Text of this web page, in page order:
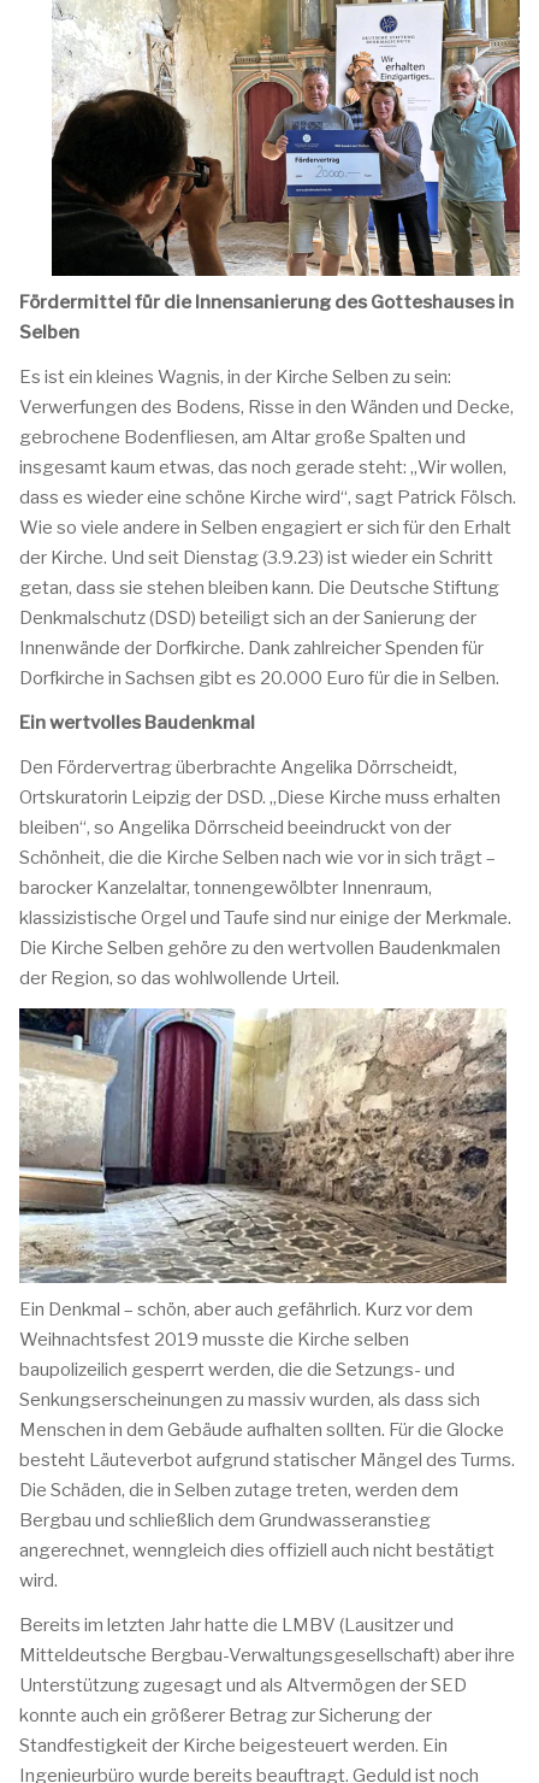
Fördermittel für die Innensanierung des Gotteshauses in
Selben
Es ist ein kleines Wagnis, in der Kirche Selben zu sein:
Verwerfungen des Bodens, Risse in den Wänden und Decke,
gebrochene Bodenfliesen, am Altar große Spalten und
insgesamt kaum etwas, das noch gerade steht: „Wir wollen,
dass es wieder eine schöne Kirche wird“, sagt Patrick Fölsch.
Wie so viele andere in Selben engagiert er sich für den Erhalt
der Kirche. Und seit Dienstag (3.9.23) ist wieder ein Schritt
getan, dass sie stehen bleiben kann. Die Deutsche Stiftung
Denkmalschutz (DSD) beteiligt sich an der Sanierung der
Innenwände der Dorfkirche. Dank zahlreicher Spenden für
Dorfkirche in Sachsen gibt es 20.000 Euro für die in Selben.
Ein wertvolles Baudenkmal
Den Fördervertrag überbrachte Angelika Dörrscheidt,
Ortskuratorin Leipzig der DSD. „Diese Kirche muss erhalten
bleiben“, so Angelika Dörrscheid beeindruckt von der
Schönheit, die die Kirche Selben nach wie vor in sich trägt –
barocker Kanzelaltar, tonnengewölbter Innenraum,
klassizistische Orgel und Taufe sind nur einige der Merkmale.
Die Kirche Selben gehöre zu den wertvollen Baudenkmalen
der Region, so das wohlwollende Urteil.
Ein Denkmal – schön, aber auch gefährlich. Kurz vor dem
Weihnachtsfest 2019 musste die Kirche selben
baupolizeilich gesperrt werden, die die Setzungs- und
Senkungserscheinungen zu massiv wurden, als dass sich
Menschen in dem Gebäude aufhalten sollten. Für die Glocke
besteht Läuteverbot aufgrund statischer Mängel des Turms.
Die Schäden, die in Selben zutage treten, werden dem
Bergbau und schließlich dem Grundwasseranstieg
angerechnet, wenngleich dies offiziell auch nicht bestätigt
wird.
Bereits im letzten Jahr hatte die LMBV (Lausitzer und
Mitteldeutsche Bergbau-Verwaltungsgesellschaft) aber ihre
Unterstützung zugesagt und als Altvermögen der SED
konnte auch ein größerer Betrag zur Sicherung der
Standfestigkeit der Kirche beigesteuert werden. Ein
Ingenieurbüro wurde bereits beauftragt. Geduld ist noch